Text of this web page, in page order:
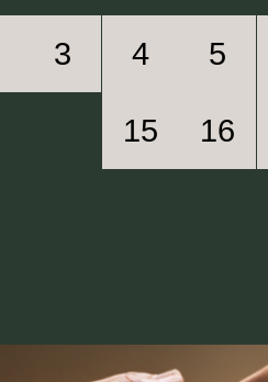
3 4 5
15 16